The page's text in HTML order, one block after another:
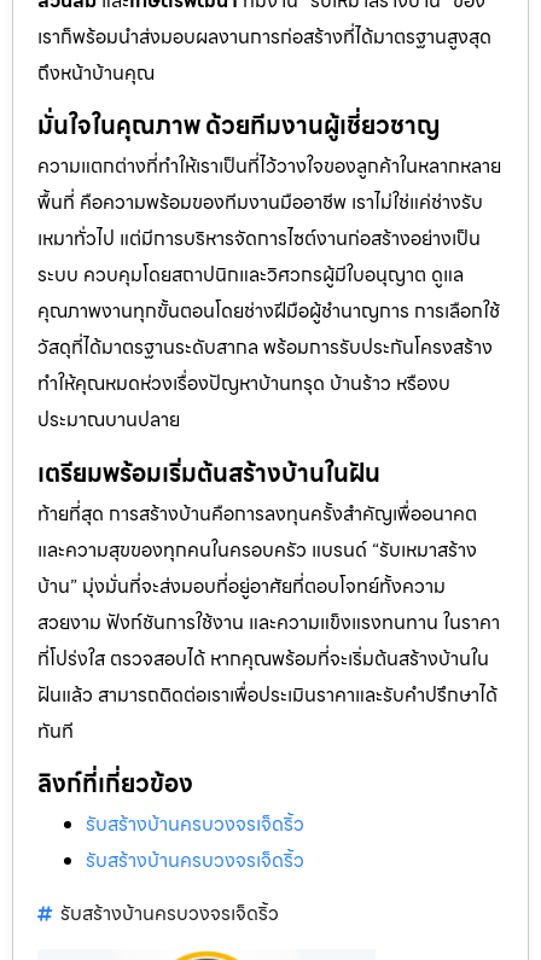
เราก็พร้อมนำส่งมอบผลงานการก่อสร้างที่ได้มาตรฐานสูงสุด
ถึงหน้าบ้านคุณ
มั่นใจในคุณภาพ ด้วยทีมงานผู้เชี่ยวชาญ
ความแตกต่างที่ทำให้เราเป็นที่ไว้วางใจของลูกค้าในหลากหลาย
พื้นที่ คือความพร้อมของทีมงานมืออาชีพ เราไม่ใช่แค่ช่างรับ
เหมาทั่วไป แต่มีการบริหารจัดการไซต์งานก่อสร้างอย่างเป็น
ระบบ ควบคุมโดยสถาปนิกและวิศวกรผู้มีใบอนุญาต ดูแล
คุณภาพงานทุกขั้นตอนโดยช่างฝีมือผู้ชำนาญการ การเลือกใช้
วัสดุที่ได้มาตรฐานระดับสากล พร้อมการรับประกันโครงสร้าง
ทำให้คุณหมดห่วงเรื่องปัญหาบ้านทรุด บ้านร้าว หรืองบ
ประมาณบานปลาย
เตรียมพร้อมเริ่มต้นสร้างบ้านในฝัน
ท้ายที่สุด การสร้างบ้านคือการลงทุนครั้งสำคัญเพื่ออนาคต
และความสุขของทุกคนในครอบครัว แบรนด์ “รับเหมาสร้าง
บ้าน” มุ่งมั่นที่จะส่งมอบที่อยู่อาศัยที่ตอบโจทย์ทั้งความ
สวยงาม ฟังก์ชันการใช้งาน และความแข็งแรงทนทาน ในราคา
ที่โปร่งใส ตรวจสอบได้ หากคุณพร้อมที่จะเริ่มต้นสร้างบ้านใน
ฝันแล้ว สามารถติดต่อเราเพื่อประเมินราคาและรับคำปรึกษาได้
ทันที
ลิงก์ที่เกี่ยวข้อง
รับสร้างบ้านครบวงจรเจ็ดริ้ว
รับสร้างบ้านครบวงจรเจ็ดริ้ว
รับสร้างบ้านครบวงจรเจ็ดริ้ว